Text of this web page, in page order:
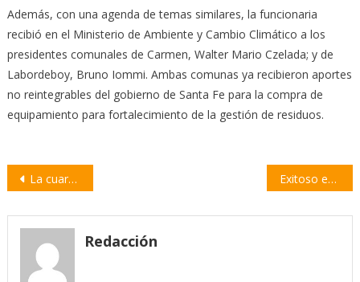
Además, con una agenda de temas similares, la funcionaria
recibió en el Ministerio de Ambiente y Cambio Climático a los
presidentes comunales de Carmen, Walter Mario Czelada; y de
Labordeboy, Bruno Iommi. Ambas comunas ya recibieron aportes
no reintegrables del gobierno de Santa Fe para la compra de
equipamiento para fortalecimiento de la gestión de residuos.
Navegación
entradas
La cuarta dosis de la vacunación contra Covid-19 está disponible sin turno Exitoso encuentro regional de atletismo en la pista de Cilsa
Redacción